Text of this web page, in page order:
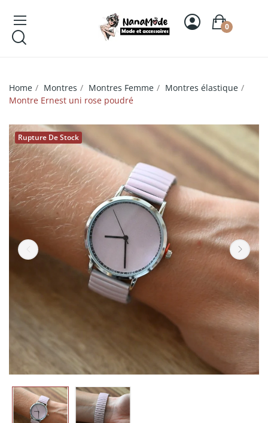
0
Home Montres Montres Femme
Montres élastique
Montre Ernest uni rose poudré
Rupture De Stock